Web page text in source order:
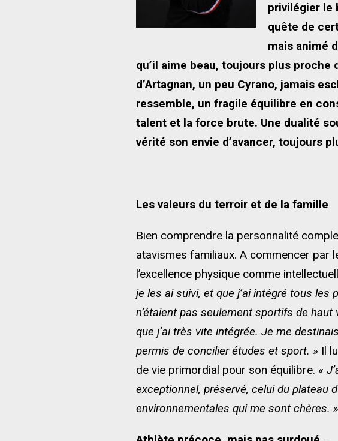
privilégier le
quête de
mais animé
qu’il aime beau, toujours plus proche
d’Artagnan, un peu Cyrano, jamais
ressemble, un fragile équilibre en
talent et la force brute. Une dualité
vérité son envie d’avancer, toujours
Les valeurs du terroir et de la famille
Bien comprendre la personnalité
atavismes familiaux. A commencer par
l’excellence physique comme
je les ai suivi, et que j’ai intégré tous les
n’étaient pas seulement sportifs de
que j’ai très vite intégrée. Je me
permis de concilier études et sport. » Il
de vie primordial pour son équilibre. «
exceptionnel, préservé, celui du plateau
environnementales qui me sont chères. »